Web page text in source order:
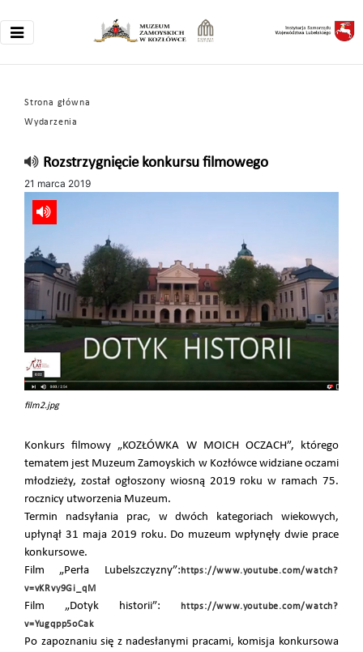
Strona główna
Wydarzenia
Rozstrzygnięcie konkursu filmowego
21 marca 2019
film2.jpg
Konkurs filmowy „KOZŁÓWKA W MOICH OCZACH”, którego
tematem jest Muzeum Zamoyskich w Kozłówce widziane oczami
młodzieży, został ogłoszony wiosną 2019 roku w ramach 75.
rocznicy utworzenia Muzeum.
Termin nadsyłania prac, w dwóch kategoriach wiekowych,
upłynął 31 maja 2019 roku. Do muzeum wpłynęły dwie prace
konkursowe.
Film „Perła Lubelszczyzny”: https://www.youtube.com/watch?
v=vKRvy9Gi_qM
Film „Dotyk historii”:
https://www.youtube.com/watch?
v=Yugqpp5oCak
Po zapoznaniu się z nadesłanymi pracami, komisja konkursowa